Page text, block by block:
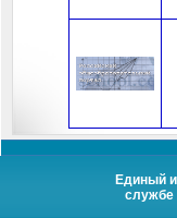
Единый
службе